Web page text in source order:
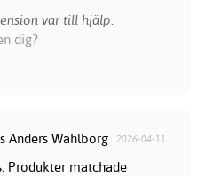
var till hjälp.
dig?
Anders Wahlborg 2026-04-11
Produkter matchade